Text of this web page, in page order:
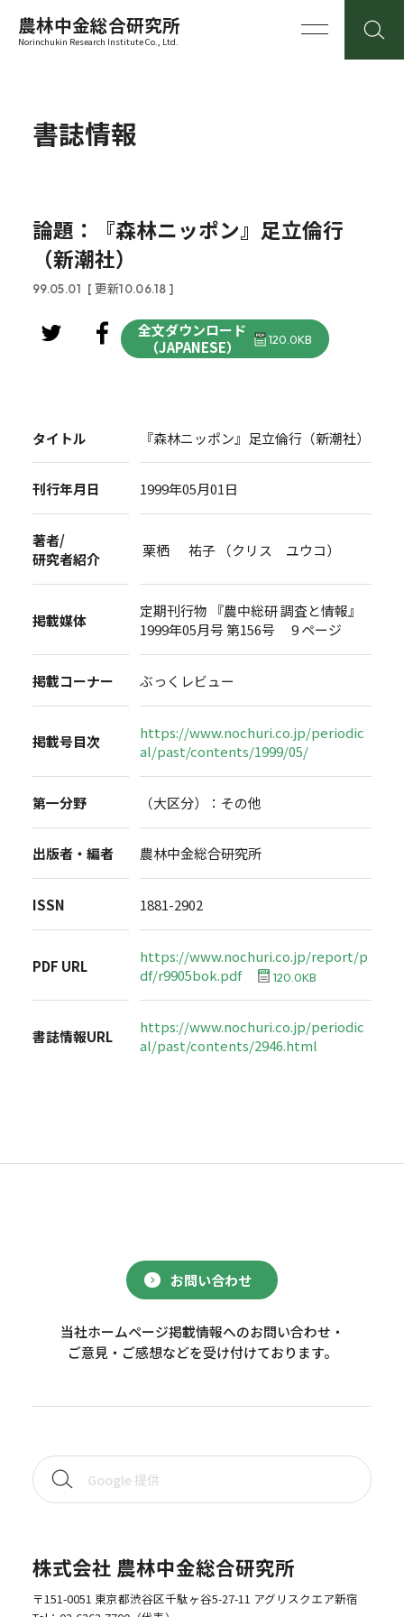
農林中金総合研究所
Norinchukin Research Institute Co., Ltd.
書誌情報
論題：『森林ニッポン』足立倫行
（新潮社）
99.05.01 [ 更新10.06.18 ]
全文ダウンロード
（JAPANESE）
120.0KB
タイトル 『森林ニッポン』足立倫行（新潮社）
刊行年月日 1999年05月01日
著者/
研究者紹介
栗栖 祐子 （クリス ユウコ）
掲載媒体
定期刊行物 『農中総研 調査と情報』
1999年05月号 第156号 9 ページ
掲載コーナー ぶっくレビュー
掲載号目次
https://www.nochuri.co.jp/periodic
al/past/contents/1999/05/
第一分野 （大区分）：その他
出版者・編者 農林中金総合研究所
ISSN 1881-2902
PDF URL
https://www.nochuri.co.jp/report/p
df/r9905bok.pdf
120.0KB
書誌情報URL
https://www.nochuri.co.jp/periodic
al/past/contents/2946.html
お問い合わせ
当社ホームページ掲載情報へのお問い合わせ・
ご意見・ご感想などを受け付けております。
株式会社 農林中金総合研究所
〒151-0051 東京都渋谷区千駄ヶ谷5-27-11 アグリスクエア新宿